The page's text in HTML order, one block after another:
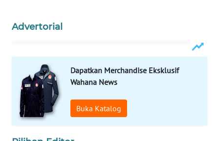
Advertorial
Dapatkan Merchandise Eksklusif
Wahana News
Buka Katalog
SELEB
WAHANA
PERSONA
WAHANA
OTOMOTIF
WAHANA
HEALTH